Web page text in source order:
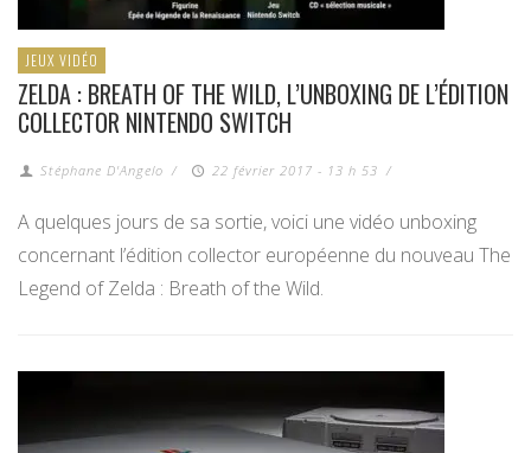
JEUX VIDÉO
ZELDA : BREATH OF THE WILD, L’UNBOXING DE L’ÉDITION
COLLECTOR NINTENDO SWITCH
Stéphane D'Angelo / 22 février 2017 - 13 h 53 /
A quelques jours de sa sortie, voici une vidéo unboxing
concernant l’édition collector européenne du nouveau The
Legend of Zelda : Breath of the Wild.